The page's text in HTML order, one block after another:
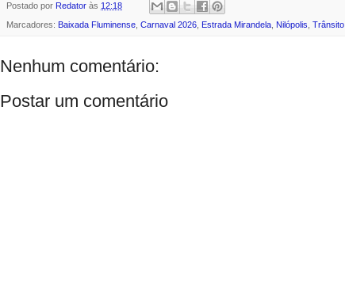
Postado por Redator às 12:18
Marcadores: Baixada Fluminense Carnaval 2026 Estrada Mirandela Nilópolis Trânsito
Nenhum comentário:
Postar um comentário